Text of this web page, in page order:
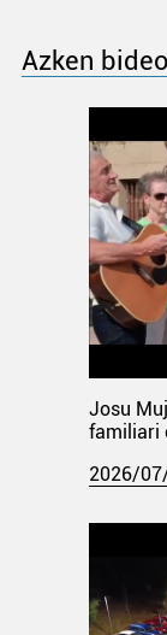
Azken
Josu
familiari
2026/